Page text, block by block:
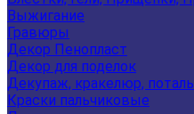
Выжигание
Гравюры
Декор Пенопласт
Декор для поделок
Декупаж, кракелюр, поталь
Краски пальчиковые